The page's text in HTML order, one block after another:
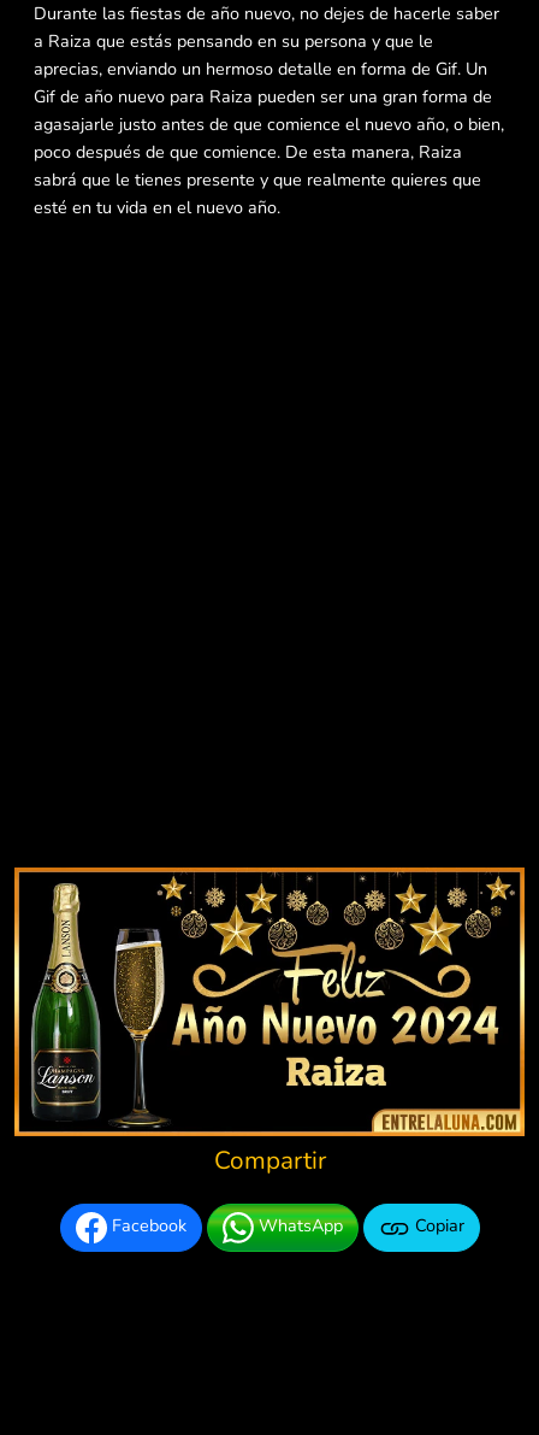
Durante las fiestas de año nuevo, no dejes de hacerle saber
a Raiza que estás pensando en su persona y que le
aprecias, enviando un hermoso detalle en forma de Gif. Un
Gif de año nuevo para Raiza pueden ser una gran forma de
agasajarle justo antes de que comience el nuevo año, o bien,
poco después de que comience. De esta manera, Raiza
sabrá que le tienes presente y que realmente quieres que
esté en tu vida en el nuevo año.
Compartir
Facebook WhatsApp Copiar